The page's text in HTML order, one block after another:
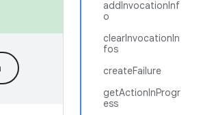
addInvocationInf
o
clearInvocationIn
fos
createFailure
getActionInProgr
ess